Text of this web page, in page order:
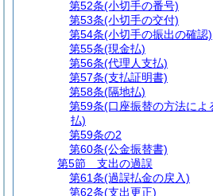
第52条(小切手の番号)
第53条(小切手の交付)
第54条(小切手の振出の確認)
第55条(現金払)
第56条(代理人支払)
第57条(支払証明書)
第58条(隔地払)
第59条(口座振替の方法によ
払)
第59条の2
第60条(公金振替書)
第5節
支出の過誤
第61条(過誤払金の戻入)
第62条(支出更正)